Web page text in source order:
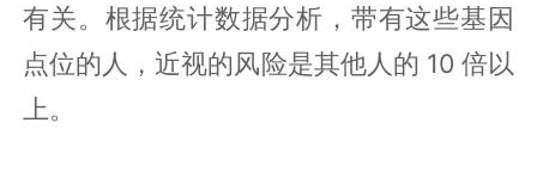
有关。根据统计数据分析，带有这些基因
点位的人，近视的风险是其他人的 10 倍以
上。